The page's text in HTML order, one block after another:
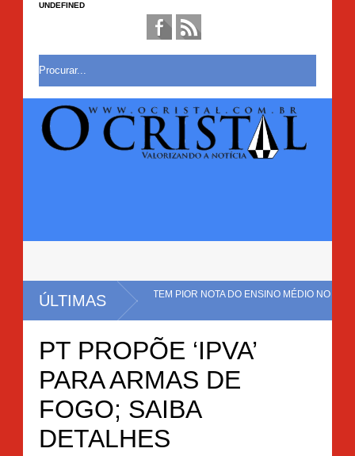
UNDEFINED
ÚLTIMAS
NO BRASIL E TEM PIOR NOTA DO ENSINO MÉDIO NO
PT PROPÕE ‘IPVA’
PARA ARMAS DE
FOGO; SAIBA
DETALHES